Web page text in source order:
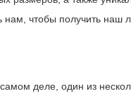
чтобы получить наш
деле, один из